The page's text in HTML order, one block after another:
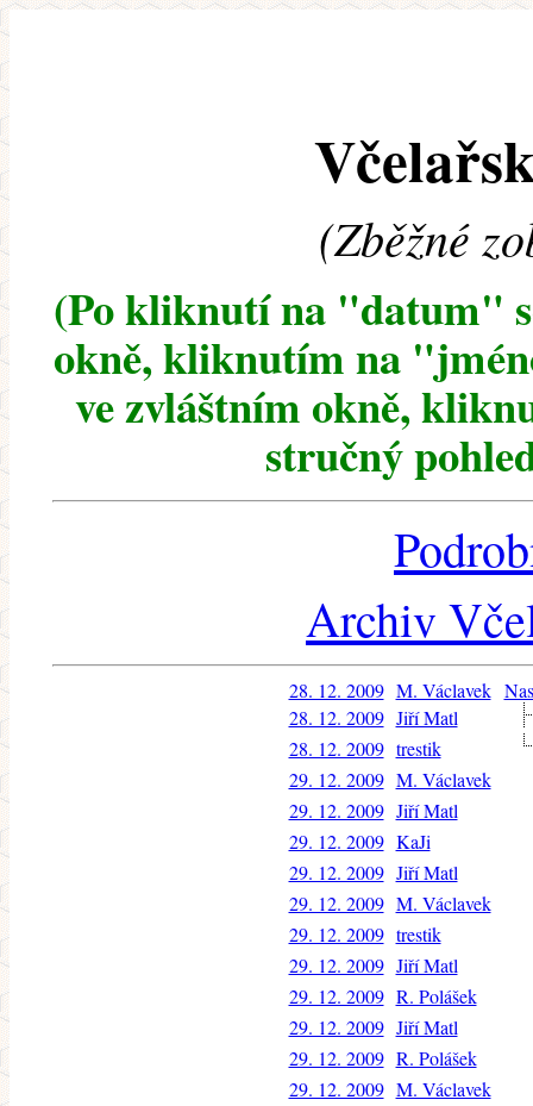
(Zběžné
(Po kliknutí na "datum"
okně, kliknutím na
ve zvláštním okně,
stručný
Archiv
28. 12. 2009 M. Václavek
28. 12. 2009 Jiří Matl
28. 12. 2009 trestik
29. 12. 2009 M. Václavek
29. 12. 2009 Jiří Matl
29. 12. 2009 KaJi
29. 12. 2009 Jiří Matl
29. 12. 2009 M. Václavek
29. 12. 2009 trestik
29. 12. 2009 Jiří Matl
29. 12. 2009 R. Polášek
29. 12. 2009 Jiří Matl
29. 12. 2009 R. Polášek
29. 12. 2009 M. Václavek